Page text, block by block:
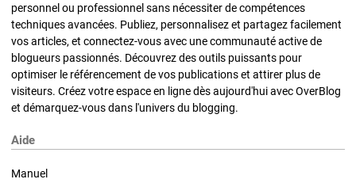
personnel ou professionnel sans nécessiter de compétences
techniques avancées. Publiez, personnalisez et partagez facilement
vos articles, et connectez-vous avec une communauté active de
blogueurs passionnés. Découvrez des outils puissants pour
optimiser le référencement de vos publications et attirer plus de
visiteurs. Créez votre espace en ligne dès aujourd'hui avec OverBlog
et démarquez-vous dans l'univers du blogging.
Aide
Manuel